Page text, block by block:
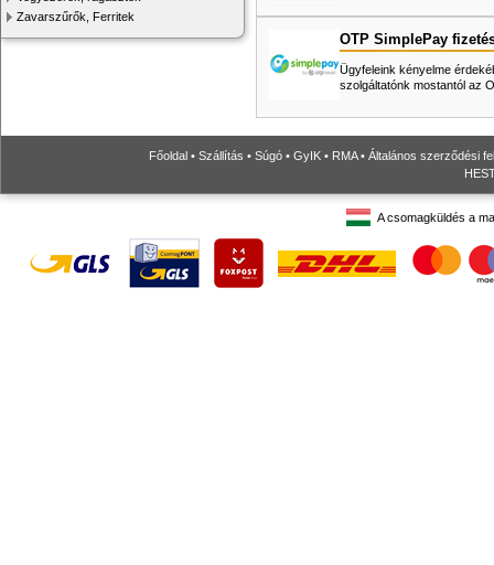
Zavarszűrők, Ferritek
OTP SimplePay
Ügyfeleink kényelme
szolgáltatónk mostantól az
Főoldal • Szállítás • Súgó • GyIK • RMA• Általános szerződési
A csomagküldés a